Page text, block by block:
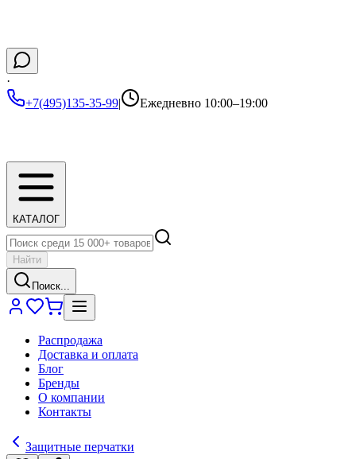
·
+7(495)135-35-99| Ежедневно 10:00–19:00
КАТАЛОГ
Найти
Поиск...
Распродажа
Доставка и оплата
Блог
Бренды
О компании
Контакты
Защитные перчатки